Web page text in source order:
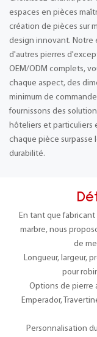
espaces en pièces
création de pièces sur
design innovant. Notre
d'autres pierres
OEM/ODM complets,
chaque aspect, des
minimum de
fournissons des
hôteliers et particuliers
chaque pièce
durabilité.
En tant que
marbre, nous
de
Longueur, largeur,
pour
Options de pierre
Emperador,
Personnalisation